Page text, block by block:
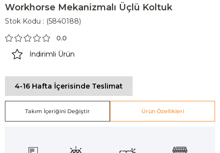
Workhorse Mekanizmalı Üçlü Koltuk
Stok Kodu (5840188)
0.0
İndirimli Ürün
4-16 Hafta İçerisinde Teslimat
Takım İçeriğini Değiştir Ürün Özellikleri